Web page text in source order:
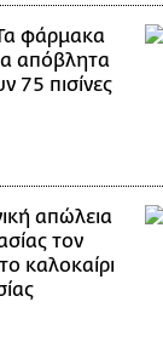
φάρμακα
απόβλητα
75 πισίνες
απώλεια
τον
καλοκαίρι